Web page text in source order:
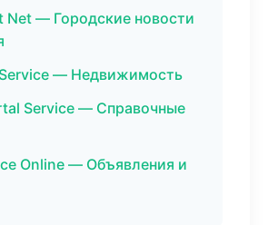
Net — Городские новости
— Недвижимость
Service — Справочные
Online — Объявления и